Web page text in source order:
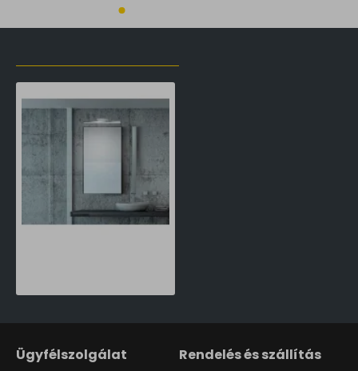
Ügyfélszolgálat Rendelés és szállítás